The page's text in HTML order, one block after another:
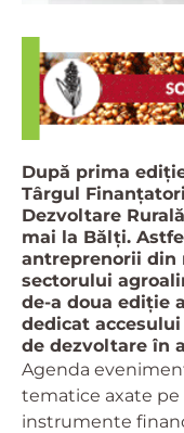
După prima
Târgul
Dezvoltare
mai la Bălți.
antreprenorii din
sectorului
de-a doua ediție
dedicat
de dezvoltare în
Agenda
tematice axate
instrumente